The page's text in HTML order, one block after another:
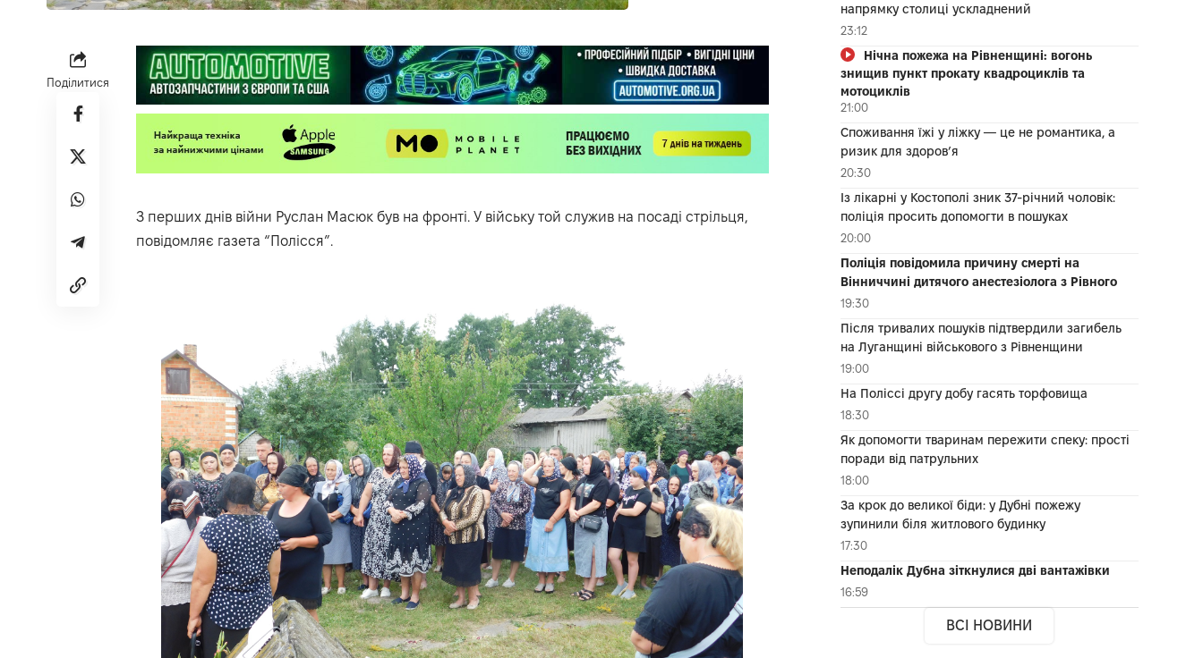
Поділитися
З перших днів війни Руслан Масюк був на фронті. У війську той служив на посаді стрільця,
повідомляє газета “Полісся”.
напрямку столиці ускладнений
23:12
Нічна пожежа на Рівненщині: вогонь
знищив пункт прокату квадроциклів та
мотоциклів
21:00
Споживання їжі у ліжку — це не романтика, а
ризик для здоров’я
20:30
Із лікарні у Костополі зник 37-річний чоловік:
поліція просить допомогти в пошуках
20:00
Поліція повідомила причину смерті на
Вінниччині дитячого анестезіолога з Рівного
19:30
Після тривалих пошуків підтвердили загибель
на Луганщині військового з Рівненщини
19:00
На Поліссі другу добу гасять торфовища
18:30
Як допомогти тваринам пережити спеку: прості
поради від патрульних
18:00
За крок до великої біди: у Дубні пожежу
зупинили біля житлового будинку
17:30
Неподалік Дубна зіткнулися дві вантажівки
16:59
ВСІ НОВИНИ